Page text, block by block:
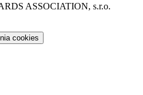
ASSOCIATION, s.r.o.
cookies